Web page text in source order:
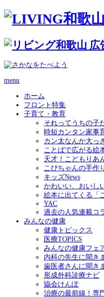
menu
ホーム
フロント特集
子育て・教育
それってうちの子
時短カンタン家事
カン太なんか大っ
ことばで広がる絵
天才！こどもりあ
こぴちゃんの手作
キッズNews
かわいい、おいし
絵本に出てくる「
YAC
過去の人気連載コ
みんなの健康
健康トピックス
医療TOPICS
みんなの健康フェ
内科の先生に聞き
歯医者さんに聞き
形成外科診療ナビ
協会けんぽ
治療の最前線！専